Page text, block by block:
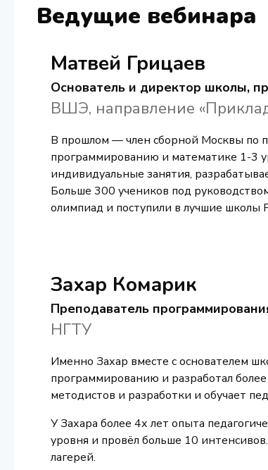
Ведущие вебинара
Матвей Грицаев
Основатель и директор школы,
ВШЭ, направление
В прошлом — член сборной Москвы по
программированию и математике 1-3
индивидуальные занятия,
Больше 300 учеников под
олимпиад и поступили в лучшие школы
Захар Комарик
Преподаватель
НГТУ
Именно Захар вместе с основателем
программированию и разработал
методистов и разработки и обучает
У Захара более 4х лет опыта
уровня и провёл больше 10
лагерей.